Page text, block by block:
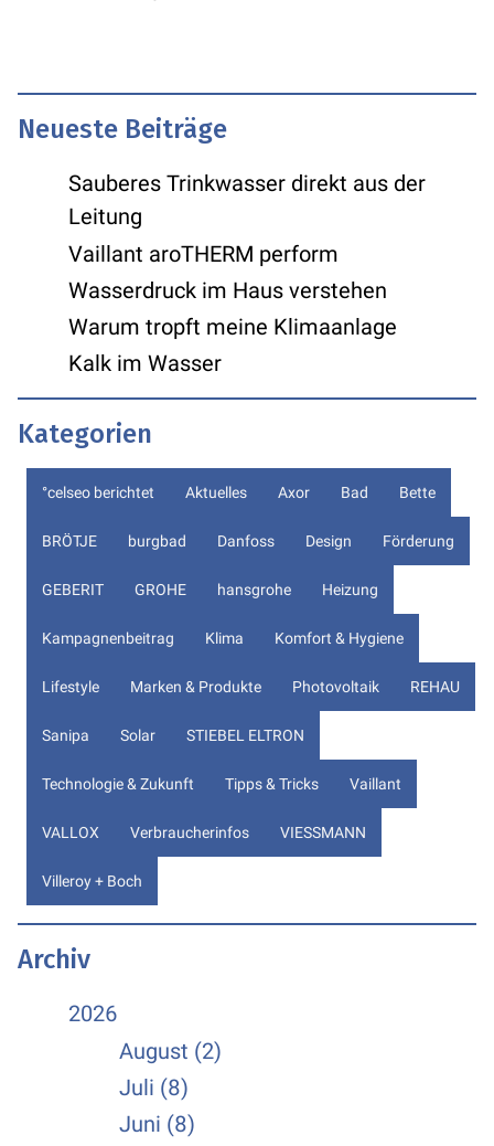
Neueste Beiträge
Sauberes Trinkwasser direkt aus der
Leitung
Vaillant aroTHERM perform
Wasserdruck im Haus verstehen
Warum tropft meine Klimaanlage
Kalk im Wasser
Kategorien
°celseo berichtet Aktuelles Axor Bad Bette
BRÖTJE burgbad Danfoss Design Förderung
GEBERIT GROHE hansgrohe Heizung
Kampagnenbeitrag Klima Komfort & Hygiene
Lifestyle Marken & Produkte Photovoltaik REHAU
Sanipa Solar STIEBEL ELTRON
Technologie & Zukunft Tipps & Tricks Vaillant
VALLOX Verbraucherinfos VIESSMANN
Villeroy + Boch
Archiv
2026
August (2)
Juli (8)
Juni (8)